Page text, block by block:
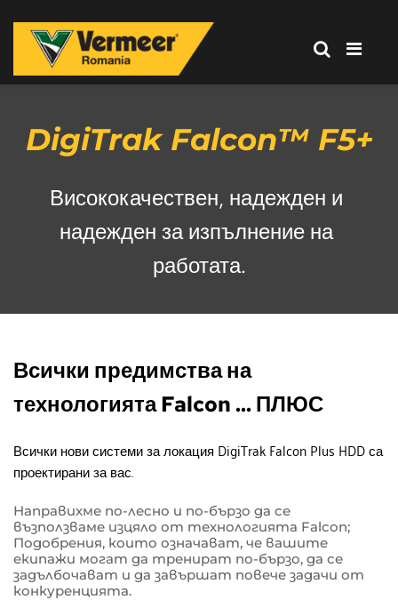
Romania
Vermeer
Romania
DigiTrak Falcon™ F5+
Висококачествен, надежден и
надежден за изпълнение на
работата.
Всички предимства на
технологията Falcon ... ПЛЮС
Всички нови системи за локация DigiTrak Falcon Plus HDD са
проектирани за вас.
Направихме по-лесно и по-бързо да се
възползваме изцяло от технологията Falcon;
Подобрения, които означават, че вашите
екипажи могат да тренират по-бързо, да се
задълбочават и да завършат повече задачи от
конкуренцията.